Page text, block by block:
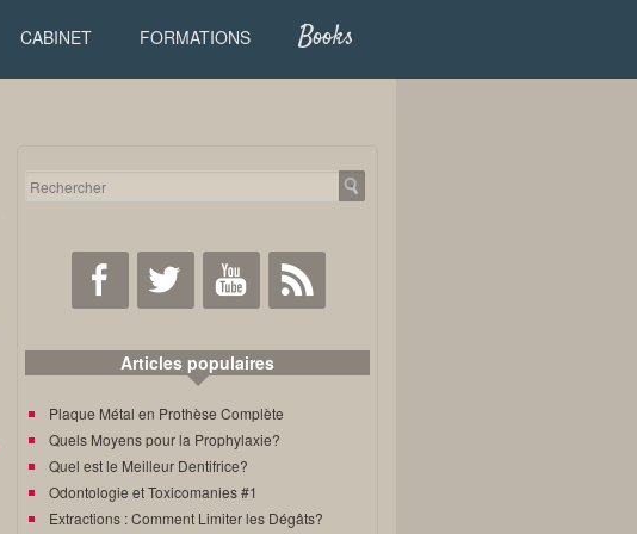
CABINET FORMATIONS Books
Facebook Twitter Youtube
Articles populaires
Plaque Métal en Prothèse Complète
Quels Moyens pour la Prophylaxie?
Quel est le Meilleur Dentifrice?
Odontologie et Toxicomanies #1
Extractions : Comment Limiter les Dégâts?